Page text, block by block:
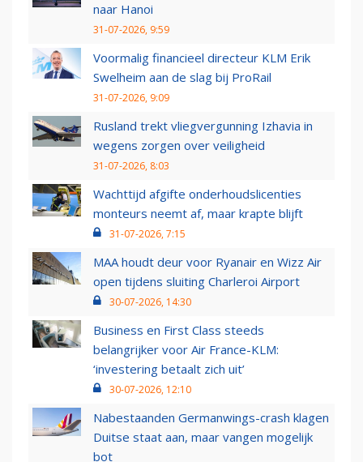
naar Hanoi
31-07-2026, 9:59
Voormalig financieel directeur KLM Erik
Swelheim aan de slag bij ProRail
31-07-2026, 9:09
Rusland trekt vliegvergunning Izhavia in
wegens zorgen over veiligheid
31-07-2026, 8:03
Wachttijd afgifte onderhoudslicenties
monteurs neemt af, maar krapte blijft
31-07-2026, 7:15
MAA houdt deur voor Ryanair en Wizz Air
open tijdens sluiting Charleroi Airport
30-07-2026, 14:30
Business en First Class steeds
belangrijker voor Air France-KLM:
‘investering betaalt zich uit’
30-07-2026, 12:10
Nabestaanden Germanwings-crash klagen
Duitse staat aan, maar vangen mogelijk
bot